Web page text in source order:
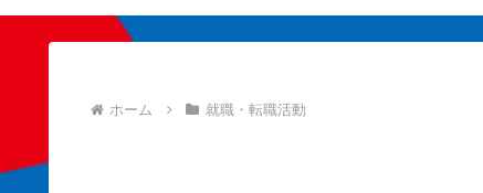
ホーム 就職・転職活動